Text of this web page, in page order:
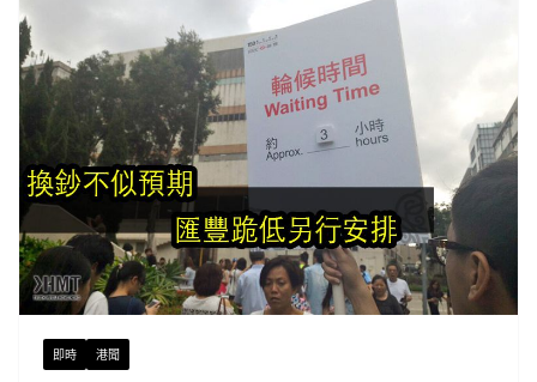
即時 港聞